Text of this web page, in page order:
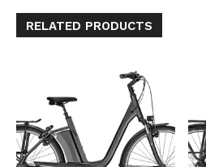
RELATED PRODUCTS